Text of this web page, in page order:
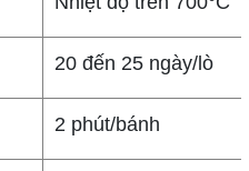
20 đến 25 ngày/lò
2 phút/bánh